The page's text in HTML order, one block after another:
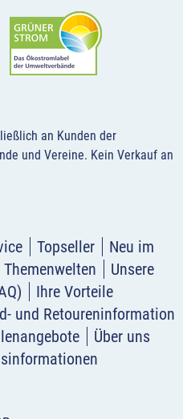
an Kunden der
und Vereine. Kein Verkauf an
Topseller
Neu im
Unsere
Ihre Vorteile
und Retoureninformation
Über uns